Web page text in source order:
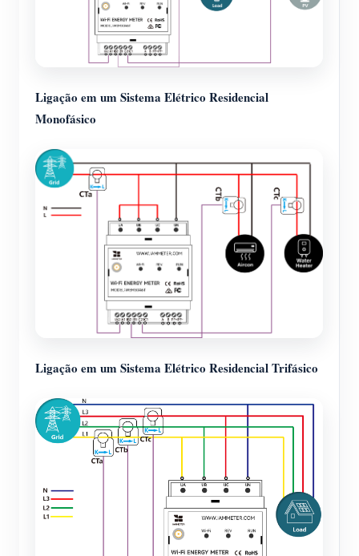
Ligação em um Sistema Elétrico Residencial
Monofásico
Ligação em um Sistema Elétrico Residencial Trifásico